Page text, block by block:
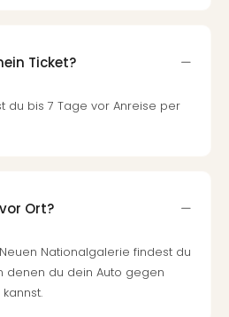
Ticket?
du bis 7 Tage vor Anreise per
Ort?
Nationalgalerie findest du
denen du dein Auto gegen